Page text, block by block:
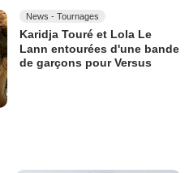
News - Tournages
Karidja Touré et Lola Le
Lann entourées d'une bande
de garçons pour Versus